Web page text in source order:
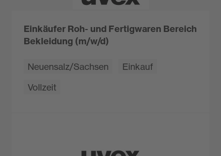
Einkäufer Roh- und Fertigwaren Bereich
Bekleidung (m/w/d)
Neuensalz/Sachsen
Einkauf
Vollzeit